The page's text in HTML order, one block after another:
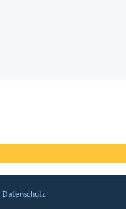
Datenschutz